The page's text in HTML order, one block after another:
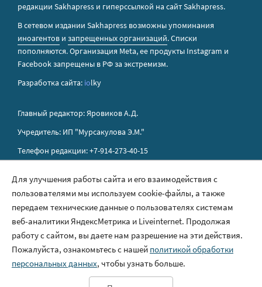
редакции Sakhapress и гиперссылкой на сайт Sakhapress.
В сетевом издании Sakhapress возможны упоминания
иноагентов и запрещенных организаций. Списки
пополняются. Организация Metа, ее продукты Instagram и
Facebook запрещены в РФ за экстремизм.
Разработка сайта: iolky
Главный редактор: Яровиков А.Д.
Учредитель: ИП "Мурсакулова Э.М."
Телефон редакции: +7-914-273-40-15
Правила сайта
Политика обработки персональных данных
Размещение рекламы
Контакты
Для улучшения работы сайта и его взаимодействия с
пользователями мы используем cookie-файлы, а также
передаем технические данные о пользователях системам
веб-аналитики ЯндексМетрика и Liveinternet. Продолжая
работу с сайтом, вы даете нам разрешение на эти действия.
Пожалуйста, ознакомьтесь с нашей политикой обработки
персональных данных, чтобы узнать больше.